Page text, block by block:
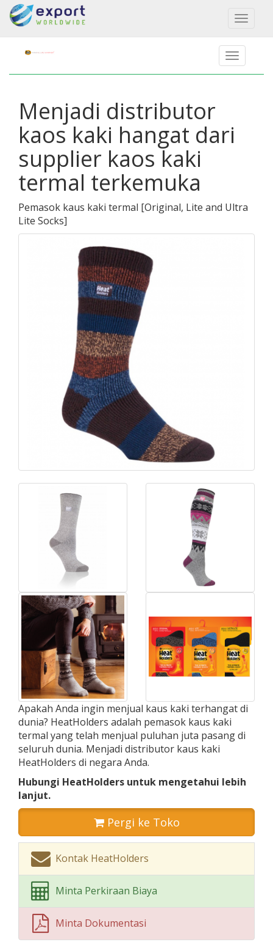
Toggle
Menjadi distributor
kaos kaki hangat dari
supplier kaos kaki
termal terkemuka
Pemasok kaus kaki termal [Original, Lite and Ultra
Lite Socks]
Apakah Anda ingin menjual kaus kaki terhangat di
dunia? HeatHolders adalah pemasok kaus kaki
termal yang telah menjual puluhan juta pasang di
seluruh dunia. Menjadi distributor kaus kaki
HeatHolders di negara Anda.
Hubungi HeatHolders untuk mengetahui lebih
lanjut.
Pergi ke Toko
Kontak HeatHolders
Minta Perkiraan Biaya
Minta Dokumentasi